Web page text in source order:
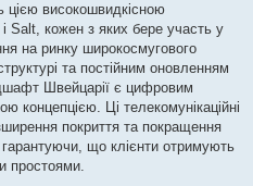
високошвидкісною
Salt, кожен з яких бере участь у
на ринку широкосмугового
та постійним оновленням
Швейцарії є цифровим
концепцією. Ці телекомунікаційні
покриття та покращення
що клієнти отримують
простоями.